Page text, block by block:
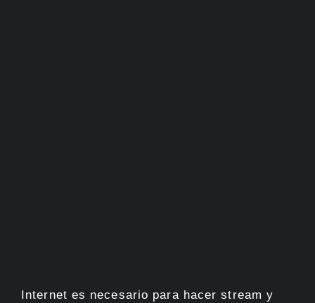
Internet es necesario para hacer stream y